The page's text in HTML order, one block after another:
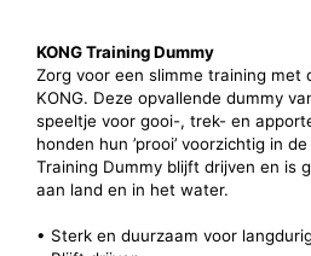
KONG Training Dummy
Zorg voor een slimme training met
KONG. Deze opvallende dummy
speeltje voor gooi-, trek- en
honden hun ’prooi’ voorzichtig in
Training Dummy blijft drijven en is
aan land en in het water.
• Sterk en duurzaam voor